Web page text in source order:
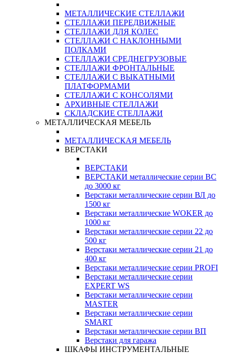
МЕТАЛЛИЧЕСКИЕ СТЕЛЛАЖИ
СТЕЛЛАЖИ ПЕРЕДВИЖНЫЕ
СТЕЛЛАЖИ ДЛЯ КОЛЕС
СТЕЛЛАЖИ С НАКЛОННЫМИ
ПОЛКАМИ
СТЕЛЛАЖИ СРЕДНЕГРУЗОВЫЕ
СТЕЛЛАЖИ ФРОНТАЛЬНЫЕ
СТЕЛЛАЖИ С ВЫКАТНЫМИ
ПЛАТФОРМАМИ
СТЕЛЛАЖИ С КОНСОЛЯМИ
АРХИВНЫЕ СТЕЛЛАЖИ
СКЛАДСКИЕ СТЕЛЛАЖИ
МЕТАЛЛИЧЕСКАЯ МЕБЕЛЬ
МЕТАЛЛИЧЕСКАЯ МЕБЕЛЬ
ВЕРСТАКИ
ВЕРСТАКИ
ВЕРСТАКИ металлические серии ВС
до 3000 кг
Верстаки металлические серии ВЛ до
1500 кг
Верстаки металлические WOKER до
1000 кг
Верстаки металлические серии 22 до
500 кг
Верстаки металлические серии 21 до
400 кг
Верстаки металлические серии PROFI
Верстаки металлические серии
EXPERT WS
Верстаки металлические серии
MASTER
Верстаки металлические серии
SMART
Верстаки металлические серии ВП
Верстаки для гаража
ШКАФЫ ИНСТРУМЕНТАЛЬНЫЕ